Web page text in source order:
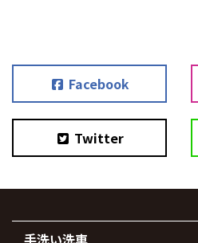
Facebook
Twitter
手洗い洗車